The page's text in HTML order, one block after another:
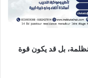
بل قد يكون قوة